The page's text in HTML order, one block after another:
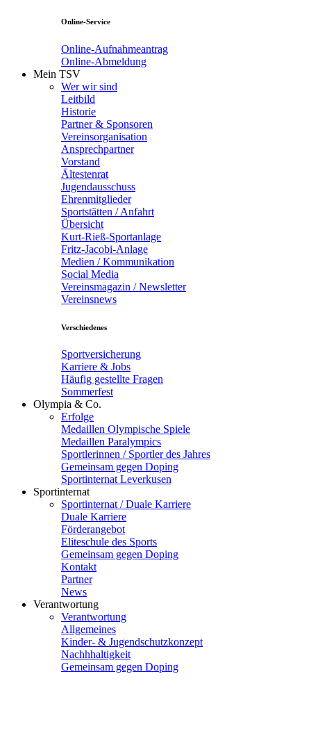
Online-Service
Online-Aufnahmeantrag
Online-Abmeldung
Mein TSV
Wer wir sind
Leitbild
Historie
Partner & Sponsoren
Vereinsorganisation
Ansprechpartner
Vorstand
Ältestenrat
Jugendausschuss
Ehrenmitglieder
Sportstätten / Anfahrt
Übersicht
Kurt-Rieß-Sportanlage
Fritz-Jacobi-Anlage
Medien / Kommunikation
Social Media
Vereinsmagazin / Newsletter
Vereinsnews
Verschiedenes
Sportversicherung
Karriere & Jobs
Häufig gestellte Fragen
Sommerfest
Olympia & Co.
Erfolge
Medaillen Olympische Spiele
Medaillen Paralympics
Sportlerinnen / Sportler des Jahres
Gemeinsam gegen Doping
Sportinternat Leverkusen
Sportinternat
Sportinternat / Duale Karriere
Duale Karriere
Förderangebot
Eliteschule des Sports
Gemeinsam gegen Doping
Kontakt
Partner
News
Verantwortung
Verantwortung
Allgemeines
Kinder- & Jugendschutzkonzept
Nachhhaltigkeit
Gemeinsam gegen Doping